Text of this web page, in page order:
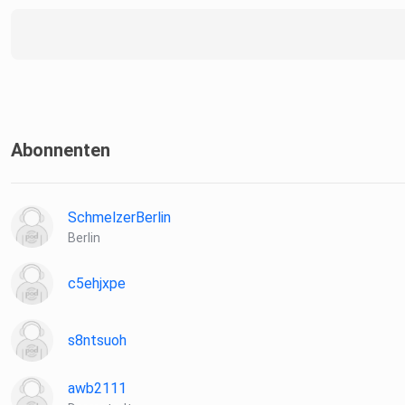
Abonnenten
SchmelzerBerlin
Berlin
c5ehjxpe
s8ntsuoh
awb2111